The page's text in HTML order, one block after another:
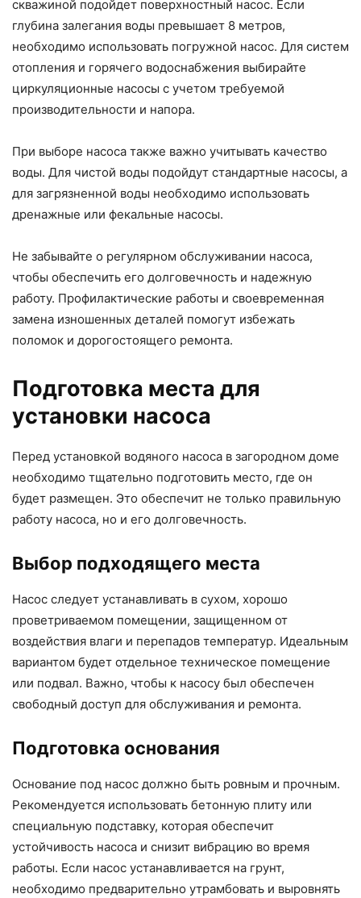
скважиной подойдет поверхностный насос. Если
глубина залегания воды превышает 8 метров,
необходимо использовать погружной насос. Для систем
отопления и горячего водоснабжения выбирайте
циркуляционные насосы с учетом требуемой
производительности и напора.
При выборе насоса также важно учитывать качество
воды. Для чистой воды подойдут стандартные насосы, а
для загрязненной воды необходимо использовать
дренажные или фекальные насосы.
Не забывайте о регулярном обслуживании насоса,
чтобы обеспечить его долговечность и надежную
работу. Профилактические работы и своевременная
замена изношенных деталей помогут избежать
поломок и дорогостоящего ремонта.
Подготовка места для
установки насоса
Перед установкой водяного насоса в загородном доме
необходимо тщательно подготовить место, где он
будет размещен. Это обеспечит не только правильную
работу насоса, но и его долговечность.
Выбор подходящего места
Насос следует устанавливать в сухом, хорошо
проветриваемом помещении, защищенном от
воздействия влаги и перепадов температур. Идеальным
вариантом будет отдельное техническое помещение
или подвал. Важно, чтобы к насосу был обеспечен
свободный доступ для обслуживания и ремонта.
Подготовка основания
Основание под насос должно быть ровным и прочным.
Рекомендуется использовать бетонную плиту или
специальную подставку, которая обеспечит
устойчивость насоса и снизит вибрацию во время
работы. Если насос устанавливается на грунт,
необходимо предварительно утрамбовать и выровнять